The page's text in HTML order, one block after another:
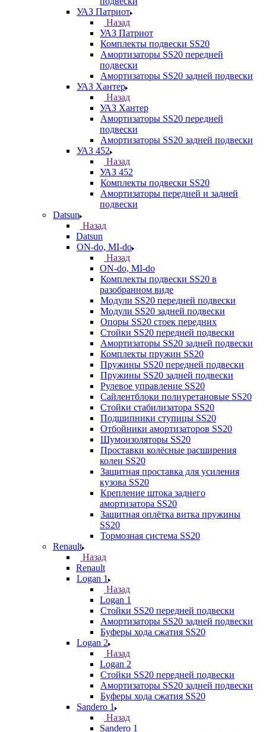
УАЗ Патриот
Назад
УАЗ Патриот
Комплекты подвески SS20
Амортизаторы SS20 передней
подвески
Амортизаторы SS20 задней подвески
УАЗ Хантер
Назад
УАЗ Хантер
Амортизаторы SS20 передней
подвески
Амортизаторы SS20 задней подвески
УАЗ 452
Назад
УАЗ 452
Комплекты подвески SS20
Амортизаторы передней и задней
подвески
Datsun
Назад
Datsun
ON-do, MI-do
Назад
ON-do, MI-do
Комплекты подвески SS20 в
разобранном виде
Модули SS20 передней подвески
Модули SS20 задней подвески
Опоры SS20 стоек передних
Стойки SS20 передней подвески
Амортизаторы SS20 задней подвески
Комплекты пружин SS20
Пружины SS20 передней подвески
Пружины SS20 задней подвески
Рулевое управление SS20
Сайлентблоки полиуретановые SS20
Стойки стабилизатора SS20
Подшипники ступицы SS20
Отбойники амортизаторов SS20
Шумоизоляторы SS20
Проставки колёсные расширения
колеи SS20
Защитная проставка для усиления
кузова SS20
Крепление штока заднего
амортизатора SS20
Защитная оплётка витка пружины
SS20
Тормозная система SS20
Renault
Назад
Renault
Logan 1
Назад
Logan 1
Стойки SS20 передней подвески
Амортизаторы SS20 задней подвески
Буферы хода сжатия SS20
Logan 2
Назад
Logan 2
Стойки SS20 передней подвески
Амортизаторы SS20 задней подвески
Буферы хода сжатия SS20
Sandero 1
Назад
Sandero 1